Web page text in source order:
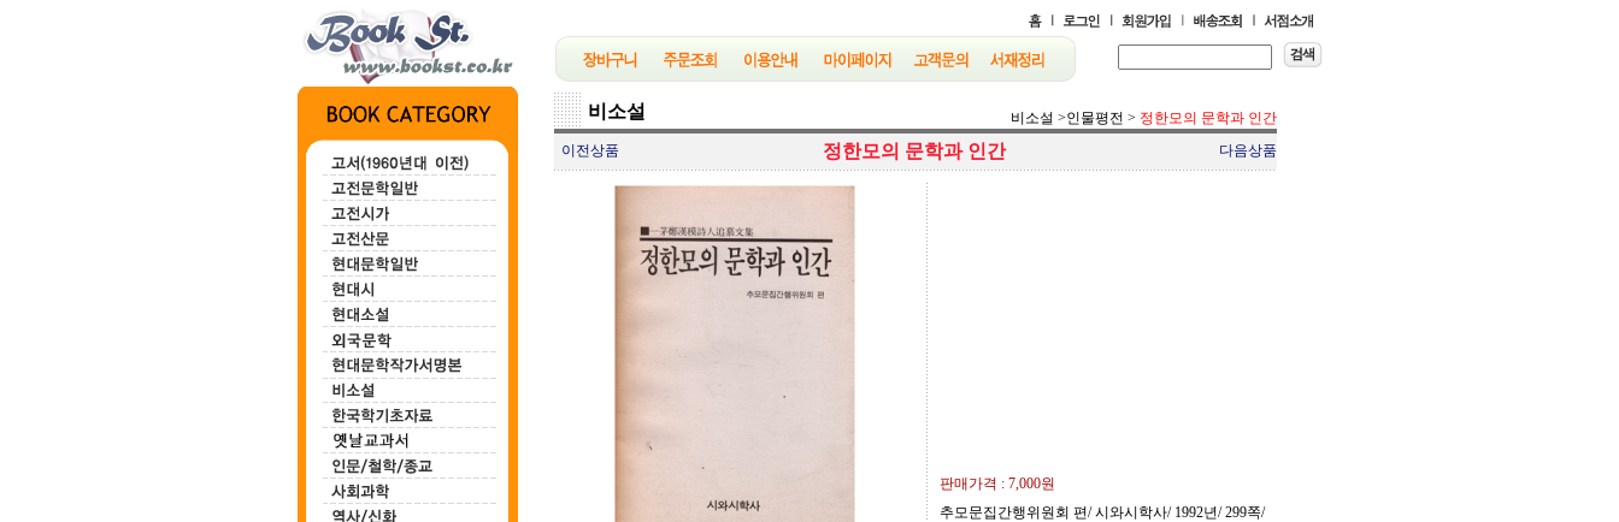
비소설 비소설 >인물평전 > 정한모의 문학과 인간
이전상품
정한모의 문학과 인간 다음상품
판매가격 : 7,000원
추모문집간행위원회 편/ 시와시학사/ 1992년/ 299쪽/